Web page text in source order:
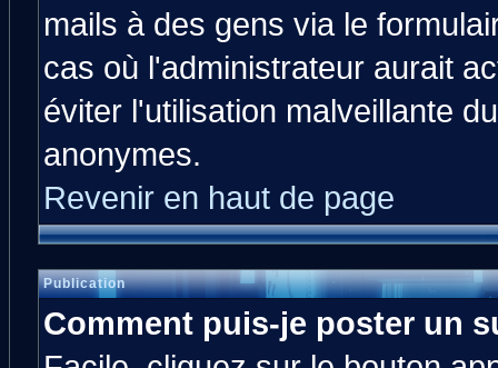
mails à des gens via le
cas où l'administrateur aurait
éviter l'utilisation malveillante
anonymes.
Revenir en haut de page
Publication
Comment puis-je poster un